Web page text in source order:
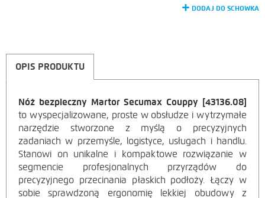
DODAJ DO SCHOWKA
OPIS PRODUKTU
OPIS
PRODUKTU
Nóż bezpieczny Martor Secumax Couppy [43136.08]
to wyspecjalizowane, proste w obsłudze i wytrzymałe
narzędzie stworzone z myślą o precyzyjnych
zadaniach w przemyśle, logistyce, usługach i handlu.
Stanowi on unikalne i kompaktowe rozwiązanie w
segmencie profesjonalnych przyrządów do
precyzyjnego przecinania płaskich podłoży. Łączy w
sobie sprawdzoną ergonomię lekkiej obudowy z